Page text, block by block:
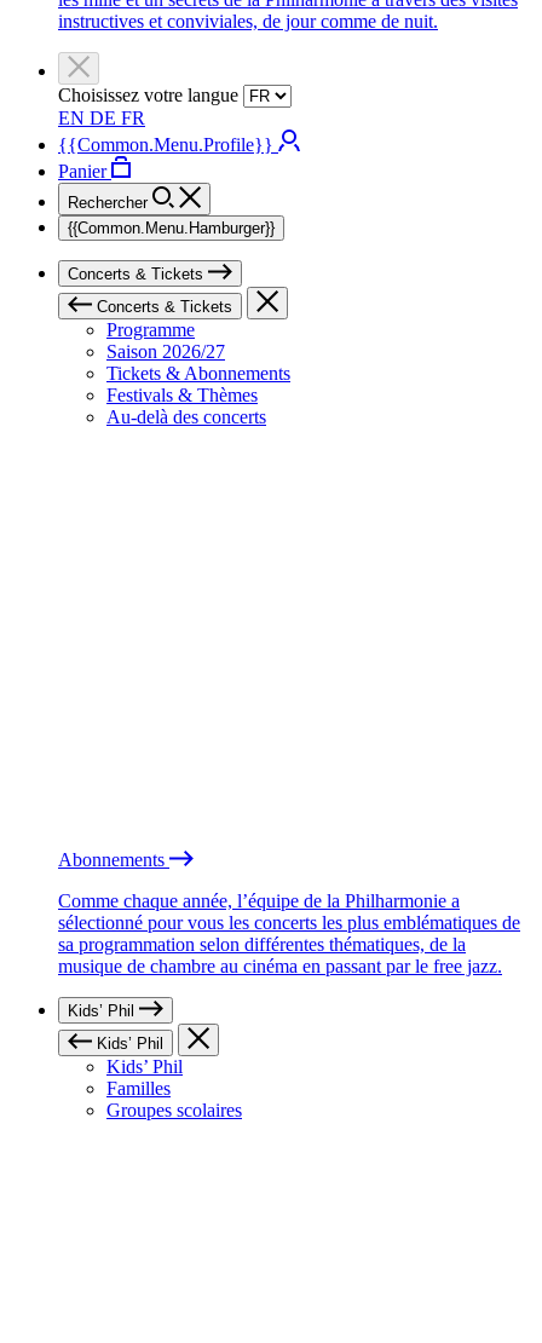
instructives et conviviales, de jour comme de nuit.
Choisissez votre langue
EN DE FR
{{Common.Menu.Profile}}
Panier
Rechercher
{{Common.Menu.Hamburger}}
Concerts & Tickets
Concerts & Tickets
Programme
Saison 2026/27
Tickets & Abonnements
Festivals & Thèmes
Au-delà des concerts
Abonnements
Comme chaque année, l’équipe de la Philharmonie a
sélectionné pour vous les concerts les plus emblématiques de
sa programmation selon différentes thématiques, de la
musique de chambre au cinéma en passant par le free jazz.
Kids’ Phil
Kids’ Phil
Kids’ Phil
Familles
Groupes scolaires